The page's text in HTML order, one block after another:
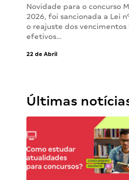
Novidade para o concurso
2026, foi sancionada a Lei
o reajuste dos vencimentos
efetivos…
22 de Abril
Últimas